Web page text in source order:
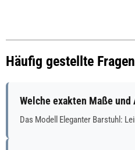
Häufig gestellte
Welche exakten Maße
Das Modell Eleganter Barstuhl: